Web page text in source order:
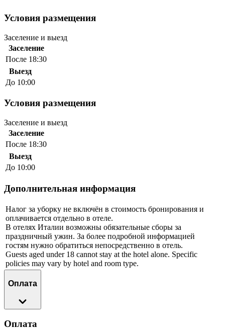
Условия размещения
Заселение и выезд
Заселение
После 18:30
Выезд
До 10:00
Условия размещения
Заселение и выезд
Заселение
После 18:30
Выезд
До 10:00
Дополнительная информация
Налог за уборку не включён в стоимость бронирования и
оплачивается отдельно в отеле.
В отелях Италии возможны обязательные сборы за
праздничный ужин. За более подробной информацией
гостям нужно обратиться непосредственно в отель.
Guests aged under 18 cannot stay at the hotel alone. Specific
policies may vary by hotel and room type.
Оплата
Оплата